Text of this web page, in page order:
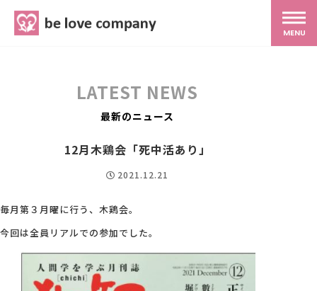
MENU
MG研修
スタッフ紹介
LATEST NEWS
最新のニュース
12月木鶏会「死中活あり」
2021.12.21
毎月第３月曜に行う、木鶏会。
今回は全員リアルでの参加でした。